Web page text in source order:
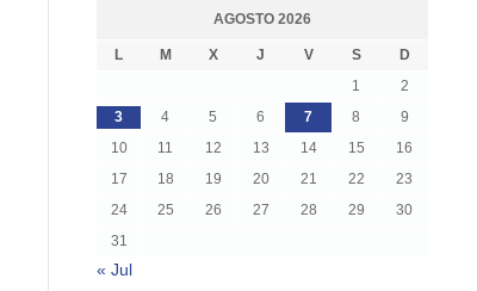
AGOSTO 2026
L M X J V S
D
1
2
3
4 5 6 7 8
9
10
11 12 13 14 15
16
17
18 19 20 21 22
23
24
25 26 27 28 29
30
31
« Jul